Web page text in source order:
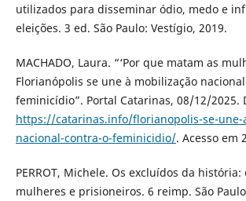
utilizados para disseminar ódio, medo e
eleições. 3 ed. São Paulo: Vestígio, 2019.
MACHADO, Laura. “‘Por que matam as
Florianópolis se une à mobilização
feminicídio”. Portal Catarinas, 08/12/2025.
https://catarinas.info/florianopolis-se-une-
nacional-contra-o-feminicidio/. Acesso em
PERROT, Michele. Os excluídos da
mulheres e prisioneiros. 6 reimp. São